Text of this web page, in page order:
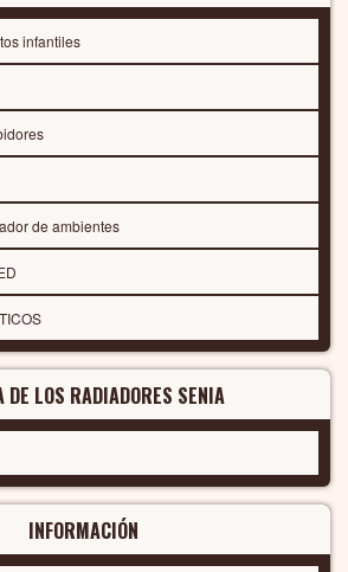
infantiles
de ambientes
DE LOS RADIADORES SENIA
INFORMACIÓN